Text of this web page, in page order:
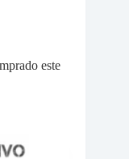
este